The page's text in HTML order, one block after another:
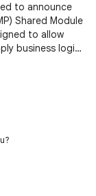
to announce
Shared Module
to allow
business logic